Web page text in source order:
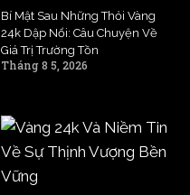
Bí Mật Sau Những Thỏi Vàng
24k Dập Nổi: Câu Chuyện Về
Giá Trị Trường Tồn
Tháng 8 5, 2026